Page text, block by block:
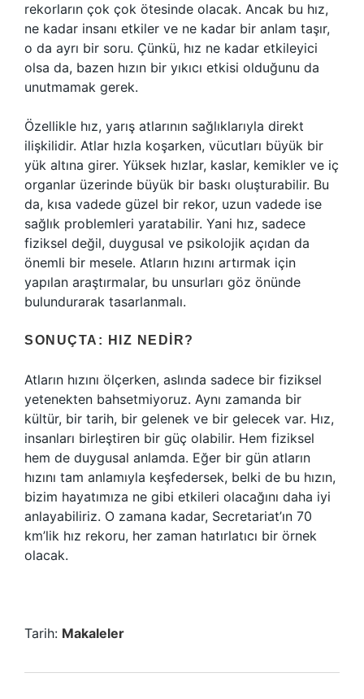
rekorların çok çok ötesinde olacak. Ancak bu hız,
ne kadar insanı etkiler ve ne kadar bir anlam taşır,
o da ayrı bir soru. Çünkü, hız ne kadar etkileyici
olsa da, bazen hızın bir yıkıcı etkisi olduğunu da
unutmamak gerek.
Özellikle hız, yarış atlarının sağlıklarıyla direkt
ilişkilidir. Atlar hızla koşarken, vücutları büyük bir
yük altına girer. Yüksek hızlar, kaslar, kemikler ve iç
organlar üzerinde büyük bir baskı oluşturabilir. Bu
da, kısa vadede güzel bir rekor, uzun vadede ise
sağlık problemleri yaratabilir. Yani hız, sadece
fiziksel değil, duygusal ve psikolojik açıdan da
önemli bir mesele. Atların hızını artırmak için
yapılan araştırmalar, bu unsurları göz önünde
bulundurarak tasarlanmalı.
SONUÇTA: HIZ NEDIR?
Atların hızını ölçerken, aslında sadece bir fiziksel
yetenekten bahsetmiyoruz. Aynı zamanda bir
kültür, bir tarih, bir gelenek ve bir gelecek var. Hız,
insanları birleştiren bir güç olabilir. Hem fiziksel
hem de duygusal anlamda. Eğer bir gün atların
hızını tam anlamıyla keşfedersek, belki de bu hızın,
bizim hayatımıza ne gibi etkileri olacağını daha iyi
anlayabiliriz. O zamana kadar, Secretariat’ın 70
km’lik hız rekoru, her zaman hatırlatıcı bir örnek
olacak.
Tarih: Makaleler